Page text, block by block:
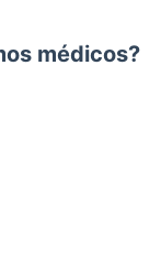
médicos?